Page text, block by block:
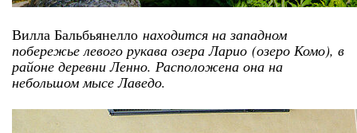
Вилла Бальбьянелло находится на западном
побережье левого рукава озера Ларио (озеро Комо), в
районе деревни Ленно. Расположена она на
небольшом мысе Лаведо.